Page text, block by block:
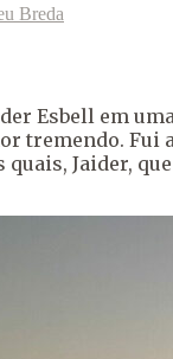
Breda
Esbell em
tremendo.
Jaider,